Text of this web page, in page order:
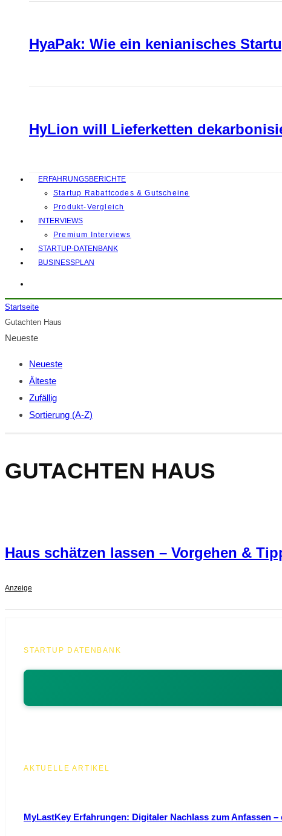
HyaPak: Wie ein kenianisches
HyLion will Lieferketten
ERFAHRUNGSBERICHTE
Startup Rabattcodes & Gutscheine
Produkt-Vergleich
INTERVIEWS
Premium Interviews
STARTUP-DATENBANK
BUSINESSPLAN
Startseite
Gutachten Haus
Neueste
Neueste
Älteste
Zufällig
Sortierung (A-Z)
GUTACHTEN HAUS
Haus schätzen lassen – Vorgehen &
Anzeige
STARTUP DATENBANK
AKTUELLE ARTIKEL
MyLastKey Erfahrungen: Digitaler Nachlass zum Anfassen –